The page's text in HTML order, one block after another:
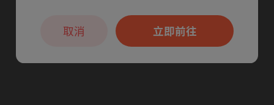
腾漫App免费看
本章节仅支持App阅读，可打开App新用
户7天免费看立即前往
取消